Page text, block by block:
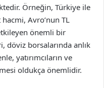
Örneğin, Türkiye ile
Avro’nun TL
önemli bir
döviz borsalarında anlık
yatırımcıların ve
oldukça önemlidir.